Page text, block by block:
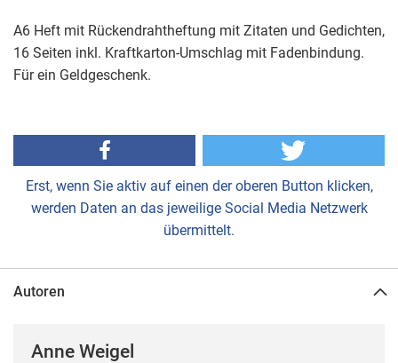
A6 Heft mit Rückendrahtheftung mit Zitaten und Gedichten,
16 Seiten inkl. Kraftkarton-Umschlag mit Fadenbindung.
Für ein Geldgeschenk.
Erst, wenn Sie aktiv auf einen der oberen Button klicken,
werden Daten an das jeweilige Social Media Netzwerk
übermittelt.
Autoren
Anne Weigel